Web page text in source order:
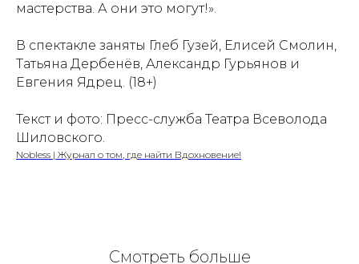
мастерства. А они это могут!».
В спектакле заняты Глеб Гузей, Елисей Смолин,
Татьяна Дербенёв, Александр Гурьянов и
Евгения Ядрец. (18+)
Текст и фото: Пресс-служба Театра Всеволода
Шиловского.
Nobless | Журнал о том, где найти Вдохновение!
Смотреть больше